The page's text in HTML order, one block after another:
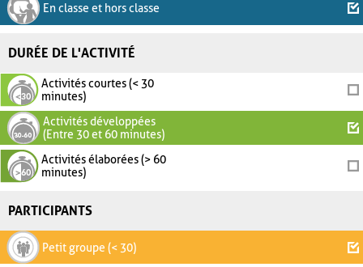
En classe et hors classe
DURÉE DE L'ACTIVITÉ
Activités courtes (< 30
minutes)
Activités développées
(Entre 30 et 60 minutes)
Activités élaborées (> 60
minutes)
PARTICIPANTS
Petit groupe (< 30)